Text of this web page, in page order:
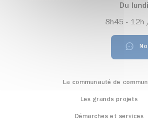
Du
8h45 - 12h
La communauté de
Les grands projets
Démarches et services